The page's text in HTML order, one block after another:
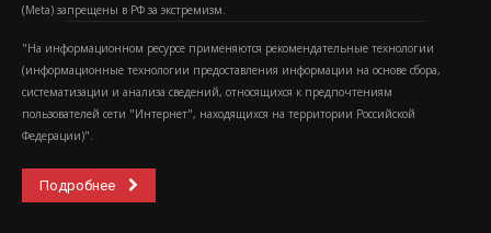
(Metа) запрещены в РФ за экстремизм.
"На информационном ресурсе применяются рекомендательные технологии
(информационные технологии предоставления информации на основе сбора,
систематизации и анализа сведений, относящихся к предпочтениям
пользователей сети "Интернет", находящихся на территории Российской
Федерации)".
Подробнее